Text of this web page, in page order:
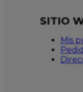
SITIO
Mis